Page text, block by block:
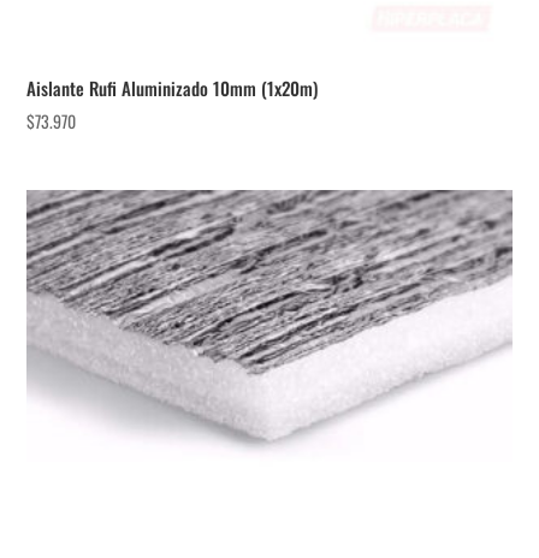
Aislante Rufi Aluminizado 10mm (1x20m)
$73.970